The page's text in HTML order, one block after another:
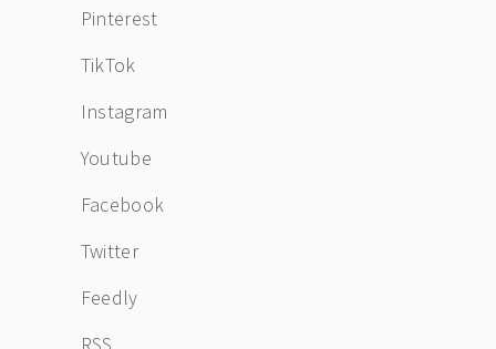
Pinterest
TikTok
Instagram
Youtube
Facebook
Twitter
Feedly
RSS